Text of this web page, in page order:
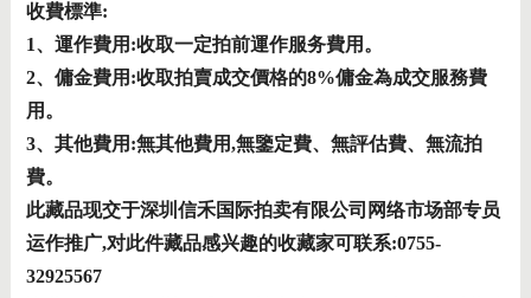
收費標準:
1、運作費用:收取一定拍前運作服务費用。
2、傭金費用:收取拍賣成交價格的8%傭金為成交服務費
用。
3、其他費用:無其他費用,無鑒定費、無評估費、無流拍
費。
此藏品现交于深圳信禾国际拍卖有限公司网络市场部专员
运作推广,对此件藏品感兴趣的收藏家可联系:0755-
32925567